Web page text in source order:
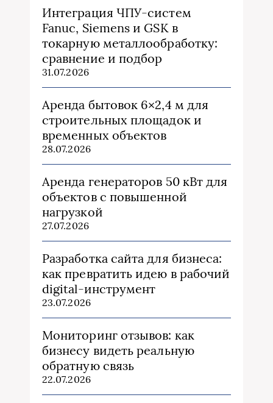
Интеграция ЧПУ-систем
Fanuc, Siemens и GSK в
токарную металлообработку:
сравнение и подбор
31.07.2026
Аренда бытовок 6×2,4 м для
строительных площадок и
временных объектов
28.07.2026
Аренда генераторов 50 кВт для
объектов с повышенной
нагрузкой
27.07.2026
Разработка сайта для бизнеса:
как превратить идею в рабочий
digital-инструмент
23.07.2026
Мониторинг отзывов: как
бизнесу видеть реальную
обратную связь
22.07.2026